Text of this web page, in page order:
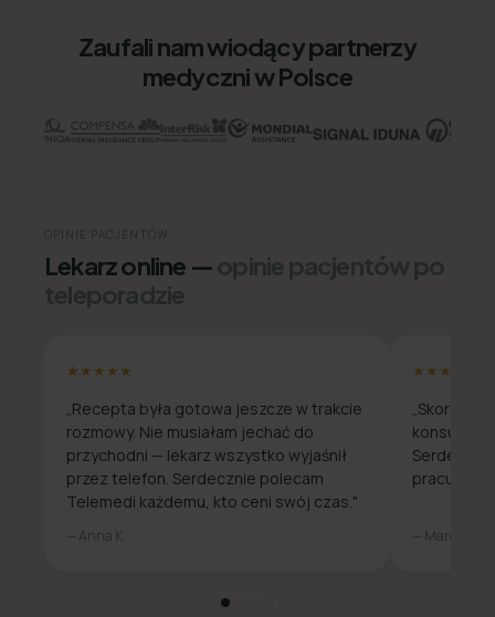
Zaufali nam wiodący partnerzy
medyczni w Polsce
OPINIE PACJENTÓW
Lekarz online —opinie pacjentów po
teleporadzie
★★★★★
„Recepta była gotowa jeszcze w trakcie
rozmowy. Nie musiałam jechać do
przychodni — lekarz wszystko wyjaśnił
przez telefon. Serdecznie polecam
Telemedi każdemu, kto ceni swój czas."
— Anna K.
★★★★★
pracuje
— Marcin W.